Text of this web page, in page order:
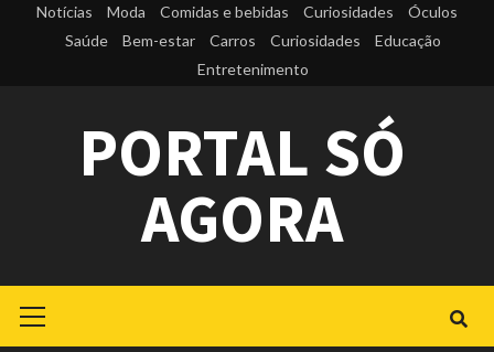
Notícias Moda Comidas e bebidas Curiosidades
Óculos
Saúde
Bem-estar Carros Curiosidades
Educação
Entretenimento
PORTAL SÓ
AGORA
Menu